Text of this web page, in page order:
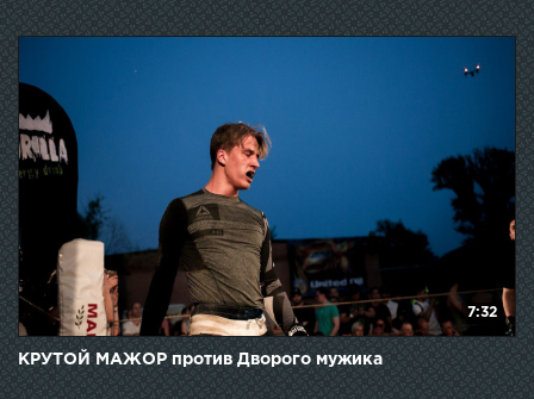
7:32
КРУТОЙ МАЖОР против Дворого мужика